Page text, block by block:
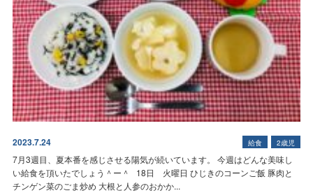
2023.7.24 2歳児
給食
7月3週目、夏本番を感じさせる陽気が続いています。 今週はどんな美味し
い給食を頂いたでしょう＾ー＾ 18日 火曜日 ひじきのコーンご飯 豚肉と
チンゲン菜のごま炒め 大根と人参のおかか...